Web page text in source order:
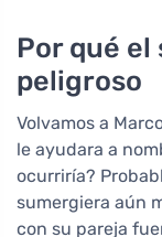
Por qué
peligroso
Volvamos a
le ayudara a
ocurriría?
sumergiera aún
con su pareja